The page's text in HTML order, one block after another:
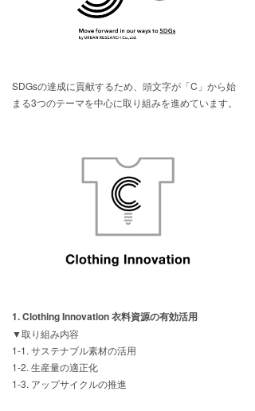
SDGsの達成に貢献するため、頭文字が「C」から始
まる3つのテーマを中心に取り組みを進めています。
1. Clothing Innovation 衣料資源の有効活用
▼取り組み内容
1-1. サステナブル素材の活用
1-2. 生産量の適正化
1-3. アップサイクルの推進